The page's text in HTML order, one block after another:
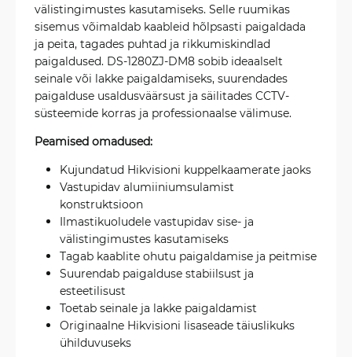
välistingimustes kasutamiseks. Selle ruumikas
sisemus võimaldab kaableid hõlpsasti paigaldada
ja peita, tagades puhtad ja rikkumiskindlad
paigaldused. DS-1280ZJ-DM8 sobib ideaalselt
seinale või lakke paigaldamiseks, suurendades
paigalduse usaldusväärsust ja säilitades CCTV-
süsteemide korras ja professionaalse välimuse.
Peamised omadused:
Kujundatud Hikvisioni kuppelkaamerate jaoks
Vastupidav alumiiniumsulamist
konstruktsioon
Ilmastikuoludele vastupidav sise- ja
välistingimustes kasutamiseks
Tagab kaablite ohutu paigaldamise ja peitmise
Suurendab paigalduse stabiilsust ja
esteetilisust
Toetab seinale ja lakke paigaldamist
Originaalne Hikvisioni lisaseade täiuslikuks
ühilduvuseks